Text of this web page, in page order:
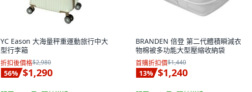
YC Eason 大海量秤重運動旅行中大
型行李箱
折扣後價格$2,980
56% $1,290
BRANDEN 倍登 第二代體積瞬減衣
物棉被多功能大型壓縮收納袋
首購折扣價$1,440
13% $1,240